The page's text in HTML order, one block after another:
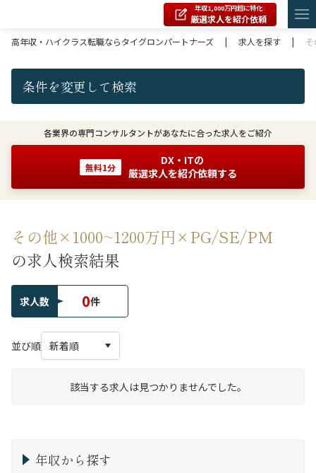
年収1,000万円超に特化
厳選求人を紹介依頼
高年収・ハイクラス転職ならタイグロンパートナーズ
| 求人を探す |
条件を変更して検索
各業界の専門コンサルタントがあなたに合った求人をご紹介
無料1分
DX・ITの
厳選求人を紹介依頼する
その他×1000~1200万円×PG/SE/PM
の求人検索結果
求人数 0件
並び順
該当する求人は見つかりませんでした。
年収から探す